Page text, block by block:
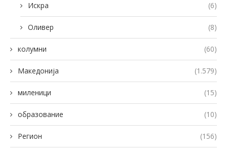
Искра (6)
Оливер (8)
колумни (60)
Македонија (1.579)
миленици (15)
образование (10)
Регион (156)